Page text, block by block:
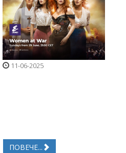
11-06-2025
ПОВЕЧЕ...